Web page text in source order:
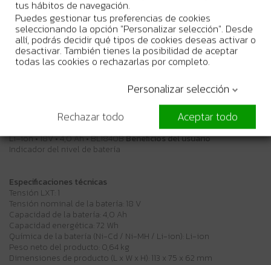
Entrega en 24/48h laborables
Stock real. Envío urgente disponible
Garantia Oficial del Fabricante
Más Información
Li–ion • 18V • 4,0 Ah • BL1840BBeneficios del usuario
Indicador del nivel de batería
Especificaciones técnicas
Tensión LXT: 1
Tensión nominal de la batería: 18 V
Capacidad de la batería: 4,0 Ah
Capacidad energética: 72 Wh
Química de la batería (Ni-Cd / Ni-MH / Li-ion): Li-ion
Peso neto del producto: 0,64 kg
Dimensiones de producto (L x W x H): 113 x 75 x 62 mm
tus hábitos de navegación.
Puedes gestionar tus preferencias de cookies
seleccionando la opción "Personalizar selección". Desde
allí, podrás decidir qué tipos de cookies deseas activar o
desactivar. También tienes la posibilidad de aceptar
todas las cookies o rechazarlas por completo.
Personalizar selección
Rechazar todo
Aceptar todo